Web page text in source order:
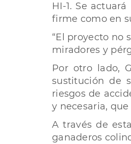
HI-1. Se
firme como en
“El proyecto no
miradores y
Por otro lado,
sustitución de
riesgos de
y necesaria,
A través de
ganaderos